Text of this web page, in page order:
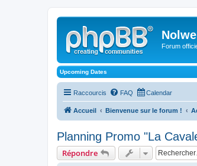
Forum
Upcoming Dates
Raccourcis FAQ Calendar
Accueil Bienvenue sur le forum !
Planning Promo "La
Répondre